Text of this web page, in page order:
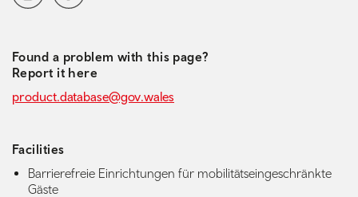
Found a problem with this page?
Report it here
product.database@gov.wales
Facilities
Barrierefreie Einrichtungen für mobilitätseingeschränkte
Gäste